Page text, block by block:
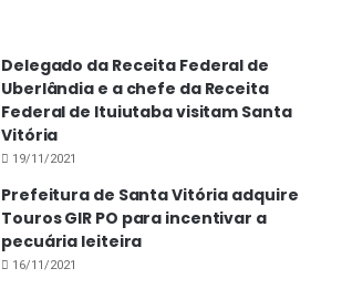
Delegado da Receita Federal de
Uberlândia e a chefe da Receita
Federal de Ituiutaba visitam Santa
Vitória
19/11/2021
Prefeitura de Santa Vitória adquire
Touros GIR PO para incentivar a
pecuária leiteira
16/11/2021